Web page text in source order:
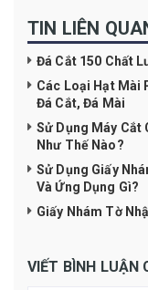
TIN LIÊN
Đá Cắt 150 Chất
Các Loại Hạt Mài
Đá Cắt, Đá Mài
Sử Dụng Máy Cắt
Như Thế Nào?
Sử Dụng Giấy
Và Ứng Dụng Gì?
Giấy Nhám Tờ
VIẾT BÌNH LUẬN